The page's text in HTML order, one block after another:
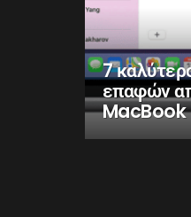
7
επαφών
MacBook